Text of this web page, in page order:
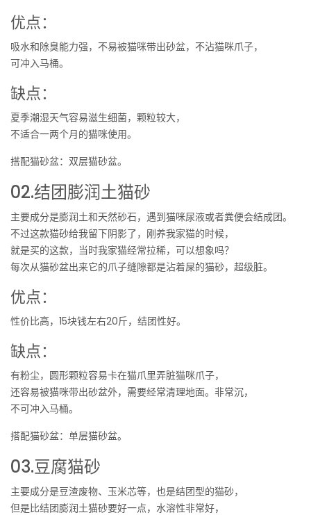
优点：
吸水和除臭能力强，不易被猫咪带出砂盆，不沾猫咪爪子，
可冲入马桶。
缺点：
夏季潮湿天气容易滋生细菌，颗粒较大，
不适合一两个月的猫咪使用。
搭配猫砂盆：双层猫砂盆。
02.结团膨润土猫砂
主要成分是膨润土和天然砂石，遇到猫咪尿液或者粪便会结成团。
不过这款猫砂给我留下阴影了，刚养我家猫的时候，
就是买的这款，当时我家猫经常拉稀，可以想象吗？
每次从猫砂盆出来它的爪子缝隙都是沾着屎的猫砂，超级脏。
优点：
性价比高，15块钱左右20斤，结团性好。
缺点：
有粉尘，圆形颗粒容易卡在猫爪里弄脏猫咪爪子，
还容易被猫咪带出砂盆外，需要经常清理地面。非常沉，
不可冲入马桶。
搭配猫砂盆：单层猫砂盆。
03.豆腐猫砂
主要成分是豆渣废物、玉米芯等，也是结团型的猫砂，
但是比结团膨润土猫砂要好一点，水溶性非常好，